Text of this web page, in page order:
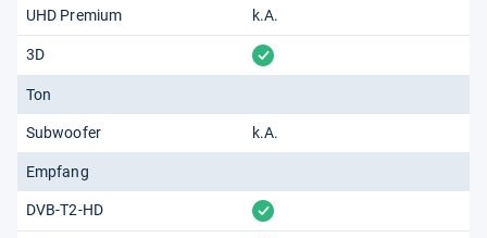
UHD Premium k.A.
3D vorhanden
Ton
Subwoofer k.A.
Empfang
DVB-T2-HD vorhanden